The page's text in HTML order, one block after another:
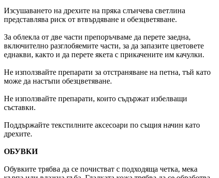
Изсушаването на дрехите на пряка слънчева светлина
представлява риск от втвърдяване и обезцветяване.
За облекла от две части препоръчваме да перете заедна,
включително разглобяемите части, за да запазите цветовете
еднакви, както и да перете якета с прикачените им качулки.
Не използвайте препарати за отстраняване на петна, тъй като
може да настъпи обезцветяване.
Не използвайте препарати, които съдържат избелващи
съставки.
Поддържайте текстилните аксесоари по същия начин като
дрехите.
ОБУВКИ
Обувките трябва да се почистват с подходяща четка, мека